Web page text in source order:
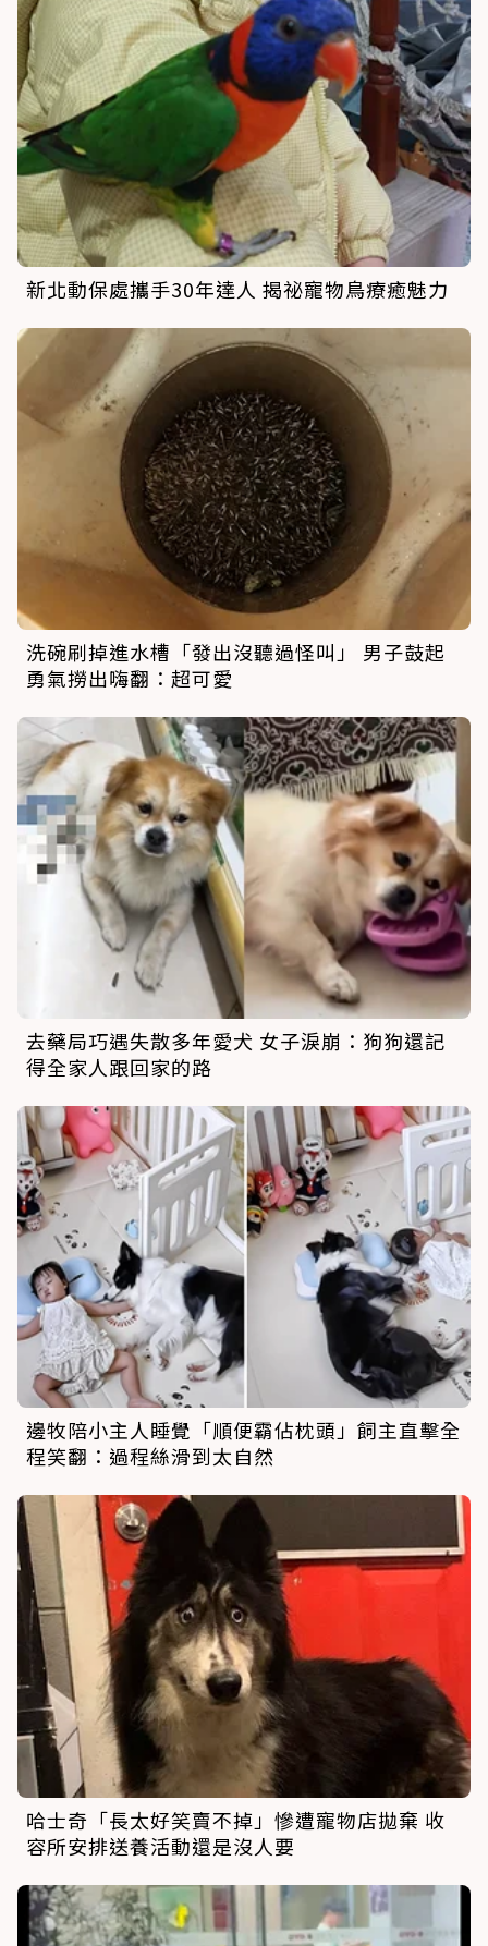
新北動保處攜手30年達人 揭祕寵物鳥療癒魅力
洗碗刷掉進水槽「發出沒聽過怪叫」 男子鼓起
勇氣撈出嗨翻：超可愛
去藥局巧遇失散多年愛犬 女子淚崩：狗狗還記
得全家人跟回家的路
邊牧陪小主人睡覺「順便霸佔枕頭」飼主直擊全
程笑翻：過程絲滑到太自然
哈士奇「長太好笑賣不掉」慘遭寵物店拋棄 收
容所安排送養活動還是沒人要